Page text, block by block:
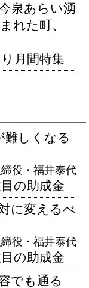
泉あらい湧
れた町、
月間特集
難しくなる
役・福井泰代
の助成金
に変えるべ
役・福井泰代
の助成金
でも通る